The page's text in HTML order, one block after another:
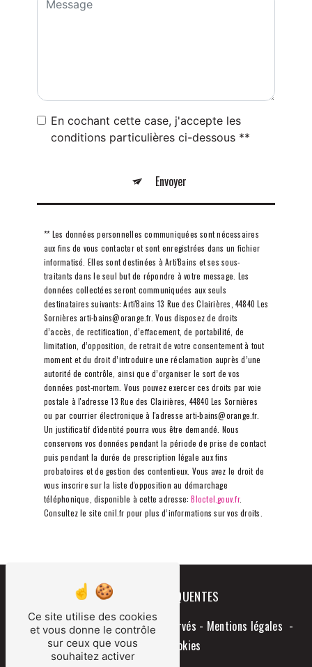
En cochant cette case, j'accepte les
conditions particulières ci-dessous **
Envoyer
** Les données personnelles communiquées sont nécessaires
aux fins de vous contacter et sont enregistrées dans un fichier
informatisé. Elles sont destinées à Arti'Bains et ses sous-
traitants dans le seul but de répondre à votre message. Les
données collectées seront communiquées aux seuls
destinataires suivants: Arti'Bains 13 Rue des Clairières, 44840 Les
Sornières arti-bains@orange.fr. Vous disposez de droits
d’accès, de rectification, d’effacement, de portabilité, de
limitation, d’opposition, de retrait de votre consentement à tout
moment et du droit d’introduire une réclamation auprès d’une
autorité de contrôle, ainsi que d’organiser le sort de vos
données post-mortem. Vous pouvez exercer ces droits par voie
postale à l'adresse 13 Rue des Clairières, 44840 Les Sornières
ou par courrier électronique à l'adresse arti-bains@orange.fr.
Un justificatif d'identité pourra vous être demandé. Nous
conservons vos données pendant la période de prise de contact
puis pendant la durée de prescription légale aux fins
probatoires et de gestion des contentieux. Vous avez le droit de
vous inscrire sur la liste d'opposition au démarchage
téléphonique, disponible à cette adresse: Bloctel.gouv.fr.
Consultez le site cnil.fr pour plus d’informations sur vos droits.
RECHERCHES FRÉQUENTES
Vistalid- 2026 - Tous droits réservés - Mentions légales -
Gestion des cookies
Ce site utilise des cookies
et vous donne le contrôle
sur ceux que vous
souhaitez activer